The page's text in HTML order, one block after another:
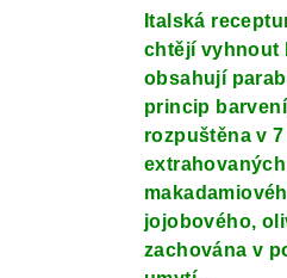
Italská
chtějí vyhnout
obsahují
princip
rozpuštěna v
jojobového,
zachována v